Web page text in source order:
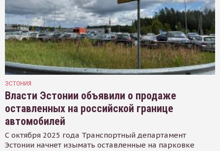
ЭСТОНИЯ
Власти Эстонии объявили о продаже
оставленных на российской границе
автомобилей
С октября 2025 года Транспортный департамент
Эстонии начнет изымать оставленные на парковке